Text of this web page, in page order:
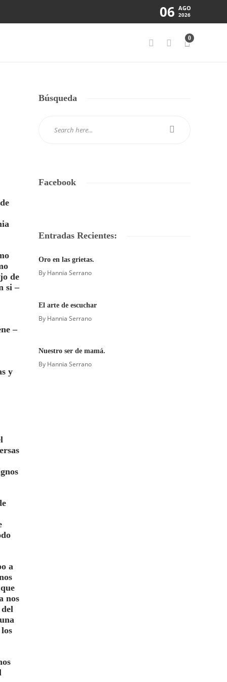
06 AGO
2026
0
de
si –
–
y
a
nos
Búsqueda
Facebook
Entradas Recientes:
Oro en las grietas.
By Hannia Serrano
El arte de escuchar
By Hannia Serrano
Nuestro ser de mamá.
By Hannia Serrano